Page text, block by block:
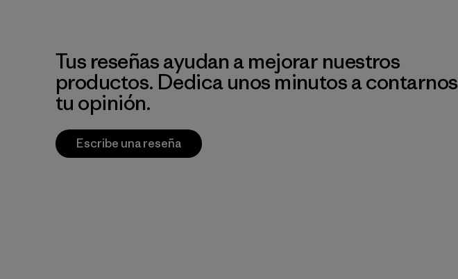
Tus reseñas ayudan a mejorar nuestros
productos. Dedica unos minutos a contarnos
tu opinión.
Escribe una reseña